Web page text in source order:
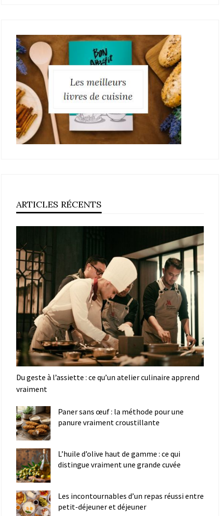
ARTICLES RÉCENTS
Du geste à l’assiette : ce qu’un atelier culinaire apprend
vraiment
Paner sans œuf : la méthode pour une
panure vraiment croustillante
L’huile d’olive haut de gamme : ce qui
distingue vraiment une grande cuvée
Les incontournables d’un repas réussi entre
petit-déjeuner et déjeuner